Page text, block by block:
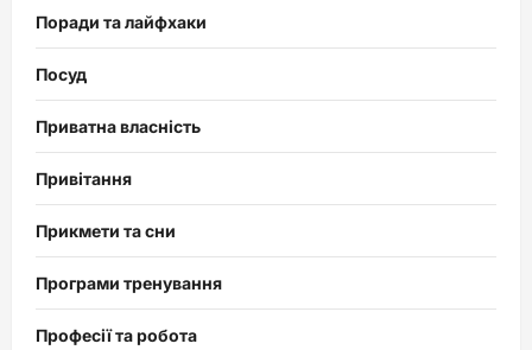
Поради та лайфхаки
Посуд
Приватна власність
Привітання
Прикмети та сни
Програми тренування
Професії та робота